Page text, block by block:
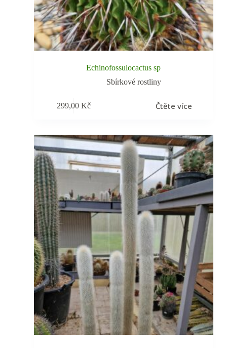
Echinofossulocactus sp
Sbírkové rostliny
299,00 Kč Čtěte více